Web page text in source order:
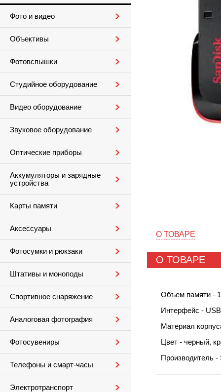
Фото и видео
Объективы
Фотовспышки
Студийное оборудование
Видео оборудование
Звуковое оборудование
Оптические приборы
Аккумуляторы и зарядные
устройства
Карты памяти
Аксессуары
Фотосумки и рюкзаки
Штативы и моноподы
Спортивное снаряжение
Аналоговая фотография
Фотосувениры
Телефоны и смарт-часы
Электротранспорт
О ТОВАРЕ
О ТОВАРЕ
Объем памяти -
Интерфейс -
Материал
Цвет - черный,
Производитель -